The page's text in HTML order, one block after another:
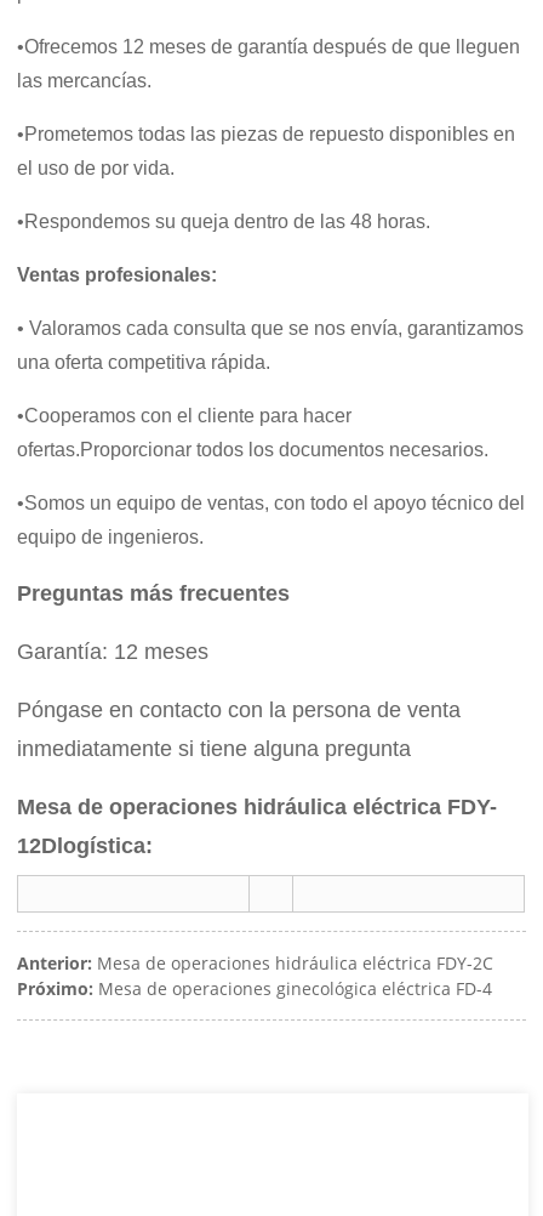
•Ofrecemos 12 meses de garantía después de que lleguen
las mercancías.
•Prometemos todas las piezas de repuesto disponibles en
el uso de por vida.
•Respondemos su queja dentro de las 48 horas.
Ventas profesionales:
• Valoramos cada consulta que se nos envía, garantizamos
una oferta competitiva rápida.
•Cooperamos con el cliente para hacer
ofertas.Proporcionar todos los documentos necesarios.
•Somos un equipo de ventas, con todo el apoyo técnico del
equipo de ingenieros.
Preguntas más frecuentes
Garantía: 12 meses
Póngase en contacto con la persona de venta
inmediatamente si tiene alguna pregunta
Mesa de operaciones hidráulica eléctrica FDY-
12D logística:
Anterior: Mesa de operaciones hidráulica eléctrica FDY-2C
Próximo: Mesa de operaciones ginecológica eléctrica FD-4